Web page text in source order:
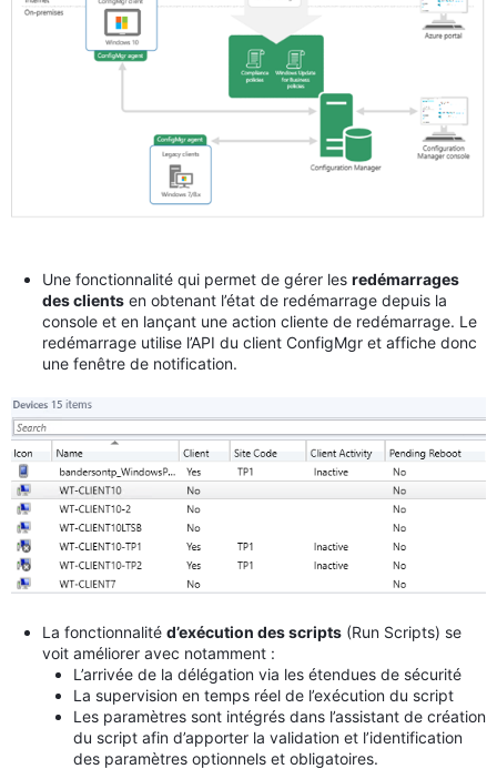
Une fonctionnalité qui permet de gérer les redémarrages
des clients en obtenant l’état de redémarrage depuis la
console et en lançant une action cliente de redémarrage. Le
redémarrage utilise l’API du client ConfigMgr et affiche donc
une fenêtre de notification.
La fonctionnalité d’exécution des scripts (Run Scripts) se
voit améliorer avec notamment :
L’arrivée de la délégation via les étendues de sécurité
La supervision en temps réel de l’exécution du script
Les paramètres sont intégrés dans l’assistant de création
du script afin d’apporter la validation et l’identification
des paramètres optionnels et obligatoires.